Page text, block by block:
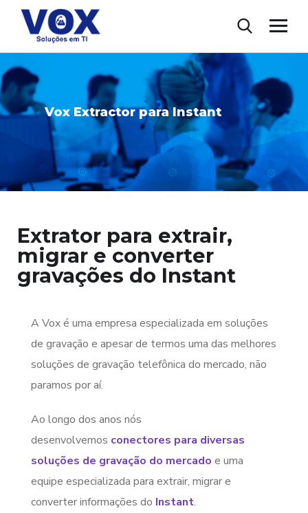
Vox Extractor para Instant
Extrator para extrair,
migrar e converter
gravações do Instant
A Vox é uma empresa especializada em soluções
de gravação e apesar de termos uma das melhores
soluções de gravação telefônica do mercado, não
paramos por aí.
Ao longo dos anos nós
desenvolvemos conectores para diversas
soluções de gravação do mercado e uma
equipe especializada para extrair, migrar e
converter informações do Instant.